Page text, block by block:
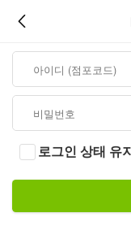
로그인 상태 유지